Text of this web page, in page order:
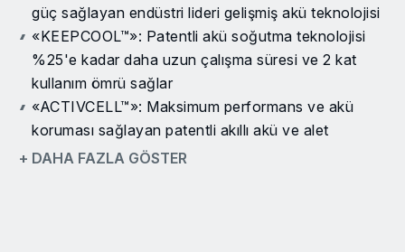
güç sağlayan endüstri lideri gelişmiş akü teknolojisi
«KEEPCOOL™»: Patentli akü soğutma teknolojisi
%25'e kadar daha uzun çalışma süresi ve 2 kat
kullanım ömrü sağlar
«ACTIVCELL™»: Maksimum performans ve akü
koruması sağlayan patentli akıllı akü ve alet
etkileşimi
+ DAHA FAZLA GÖSTER